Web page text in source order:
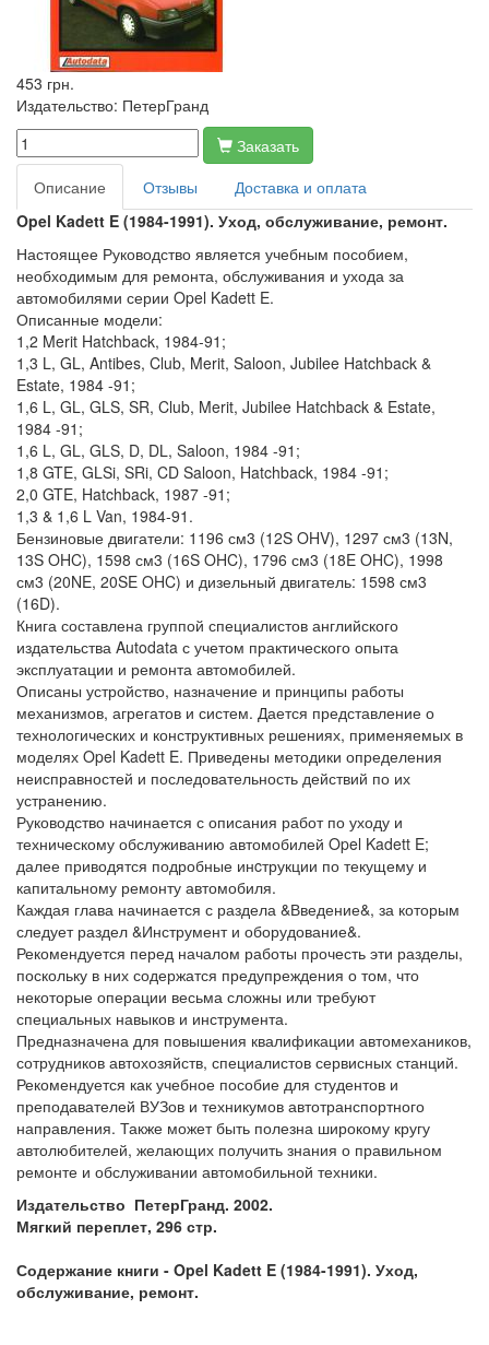
453 грн.
Издательство: ПетерГранд
Заказать
Описание
Отзывы
Доставка и оплата
Opel Kadett E (1984-1991). Уход, обслуживание, ремонт.
Настоящее Руководство является учебным пособием,
необходимым для ремонта, обслуживания и ухода за
автомобилями серии Opel Kadett E.
Описанные модели:
1,2 Merit Hatchback, 1984-91;
1,3 L, GL, Antibes, Club, Merit, Saloon, Jubilee Hatchback &
Estate, 1984 -91;
1,6 L, GL, GLS, SR, Club, Merit, Jubilee Hatchback & Estate,
1984 -91;
1,6 L, GL, GLS, D, DL, Saloon, 1984 -91;
1,8 GTE, GLSi, SRi, CD Saloon, Hatchback, 1984 -91;
2,0 GTE, Hatchback, 1987 -91;
1,3 & 1,6 L Van, 1984-91.
Бензиновые двигатели: 1196 см3 (12S OHV), 1297 см3 (13N,
13S OHC), 1598 см3 (16S OHC), 1796 см3 (18E OHC), 1998
см3 (20NE, 20SE OHC) и дизельный двигатель: 1598 см3
(16D).
Книга составлена группой специалистов английского
издательства Autodata с учетом практического опыта
эксплуатации и ремонта автомобилей.
Описаны устройство, назначение и принципы работы
механизмов, агрегатов и систем. Дается представление о
технологических и конструктивных решениях, применяемых в
моделях Opel Kadett E. Приведены методики определения
неисправностей и последовательность действий по их
устранению.
Руководство начинается с описания работ по уходу и
техническому обслуживанию автомобилей Opel Kadett E;
далее приводятся подробные инcтрукции по текущему и
капитальному ремонту автомобиля.
Каждая глава начинается с раздела &Введение&, за которым
следует раздел &Инструмент и оборудование&.
Рекомендуется перед началом работы прочесть эти разделы,
поскольку в них содержатся предупреждения о том, что
некоторые операции весьма сложны или требуют
специальных навыков и инструмента.
Предназначена для повышения квалификации автомехаников,
сотрудников автохозяйств, специалистов сервисных станций.
Рекомендуется как учебное пособие для студентов и
преподавателей ВУЗов и техникумов автотранспортного
направления. Также может быть полезна широкому кругу
автолюбителей, желающих получить знания о правильном
ремонте и обслуживании автомобильной техники.
Издательство ПетерГранд. 2002.
Мягкий переплет, 296 стр.
Содержание книги - Opel Kadett E (1984-1991). Уход,
обслуживание, ремонт.